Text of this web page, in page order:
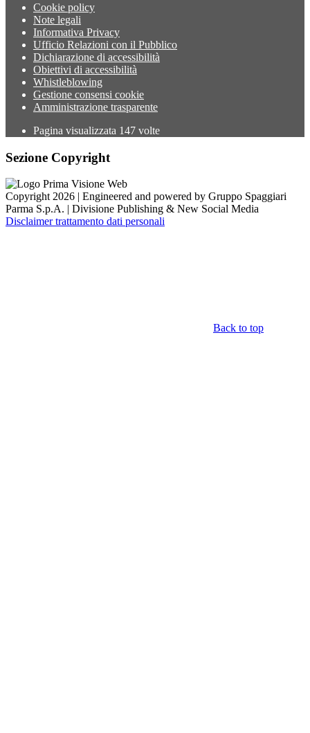
Cookie policy
Note legali
Informativa Privacy
Ufficio Relazioni con il Pubblico
Dichiarazione di accessibilità
Obiettivi di accessibilità
Whistleblowing
Gestione consensi cookie
Amministrazione trasparente
Pagina visualizzata 147 volte
Sezione Copyright
Copyright 2026 | Engineered and powered by Gruppo Spaggiari
Parma S.p.A. | Divisione Publishing & New Social Media
Disclaimer trattamento dati personali
Back to top